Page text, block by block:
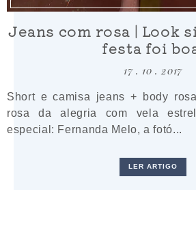
Jeans com rosa | Look
festa foi
17 . 10 . 2017
Short e camisa jeans + body
rosa da alegria com vela
especial: Fernanda Melo, a fotó...
LER ARTIGO